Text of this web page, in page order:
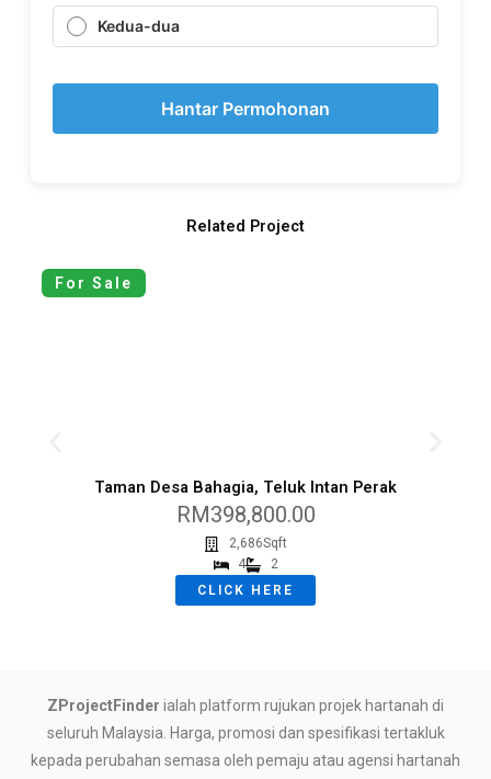
Kedua-dua
Hantar Permohonan
Related Project
Taman Desa Bahagia, Teluk Intan Perak
For Sale
RM398,800.00
2,686Sqft
4
2
CLICK HERE
ZProjectFinder ialah platform rujukan projek hartanah di
seluruh Malaysia. Harga, promosi dan spesifikasi tertakluk
kepada perubahan semasa oleh pemaju atau agensi hartanah